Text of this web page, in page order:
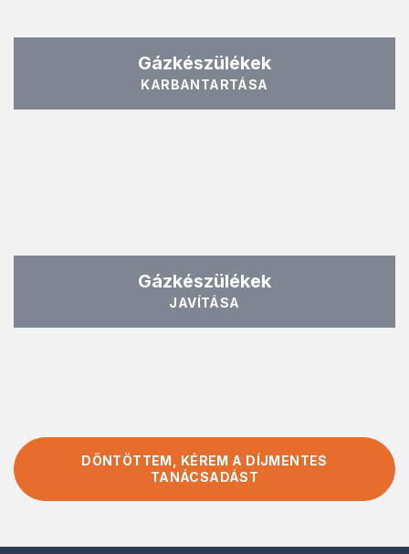
Gázkészülékek
KARBANTARTÁSA
Gázkészülékek
JAVÍTÁSA
DÖNTÖTTEM, KÉREM A DÍJMENTES
TANÁCSADÁST